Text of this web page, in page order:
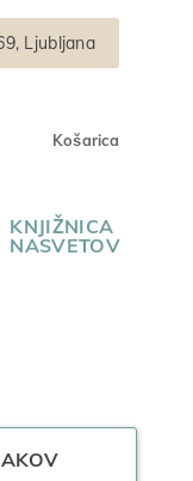
Ljubljana
Košarica
KNJIŽNICA
NASVETOV